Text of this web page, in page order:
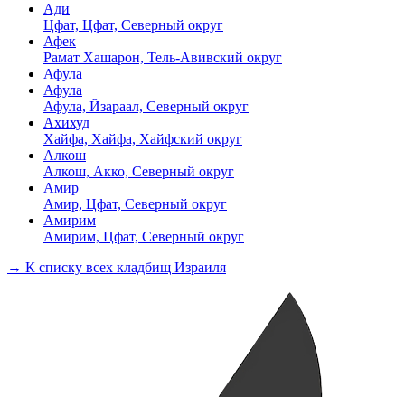
Ади
Цфат, Цфат, Северный округ
Афек
Рамат Хашарон, Тель-Авивский округ
Афула
Афула
Афула, Йзараал, Северный округ
Ахихуд
Хайфа, Хайфа, Хайфский округ
Алкош
Алкош, Акко, Северный округ
Амир
Амир, Цфат, Северный округ
Амирим
Амирим, Цфат, Северный округ
→ К списку всех кладбищ Израиля